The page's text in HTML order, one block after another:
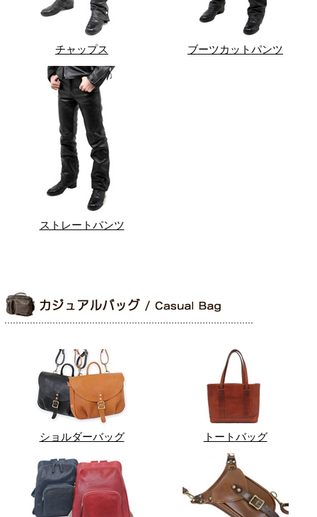
チャップス ブーツカットパンツ
ストレートパンツ
ショルダーバッグ トートバッグ